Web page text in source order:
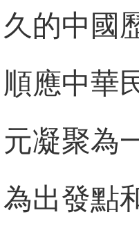
久的中國
順應中華
元凝聚為
為出發點